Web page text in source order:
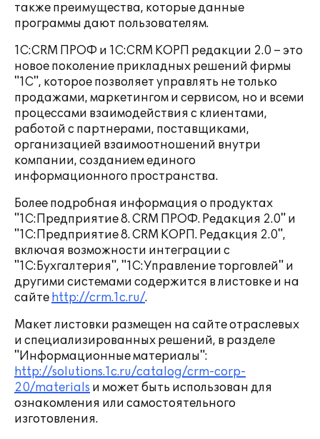
также преимущества, которые данные
программы дают пользователям.
1С:CRM ПРОФ и 1С:CRM КОРП редакции 2.0 – это
новое поколение прикладных решений фирмы
"1С", которое позволяет управлять не только
продажами, маркетингом и сервисом, но и всеми
процессами взаимодействия с клиентами,
работой с партнерами, поставщиками,
организацией взаимоотношений внутри
компании, созданием единого
информационного пространства.
Более подробная информация о продуктах
"1С:Предприятие 8. CRM ПРОФ. Редакция 2.0" и
"1С:Предприятие 8. CRM КОРП. Редакция 2.0",
включая возможности интеграции с
"1С:Бухгалтерия", "1С:Управление торговлей" и
другими системами содержится в листовке и на
сайте http://crm.1c.ru/.
Макет листовки размещен на сайте отраслевых
и специализированных решений, в разделе
"Информационные материалы":
http://solutions.1c.ru/catalog/crm-corp-
20/materials и может быть использован для
ознакомления или самостоятельного
изготовления.